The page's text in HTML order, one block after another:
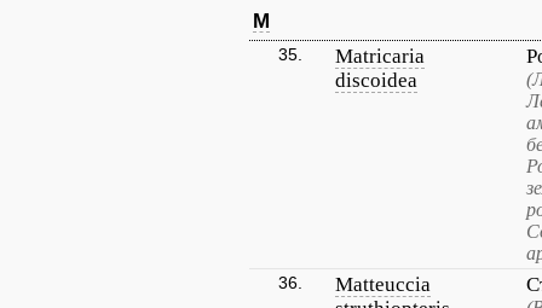
M
35.
Matricaria
discoidea
36.
Matteuccia